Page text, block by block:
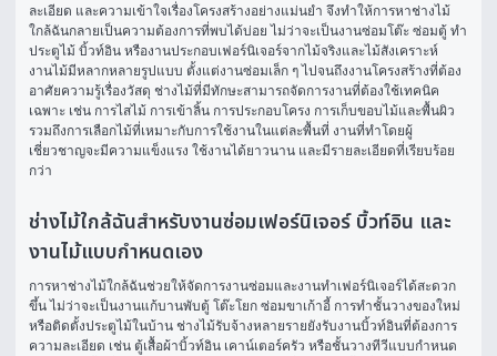
ละเอียด และความเข้าใจเรื่องโครงสร้างอย่างแม่นยำ จึงทำให้การหาช่างไม้
ใกล้ฉันกลายเป็นความต้องการที่พบได้บ่อย ไม่ว่าจะเป็นงานซ่อมโต๊ะ ซ่อมตู้ ทำ
ประตูไม้ บิ้วท์อิน หรืองานประกอบเฟอร์นิเจอร์จากไม้จริงและไม้สังเคราะห์
งานไม้มีหลากหลายรูปแบบ ตั้งแต่งานซ่อมเล็ก ๆ ไปจนถึงงานโครงสร้างที่ต้อง
อาศัยความรู้เรื่องวัสดุ ช่างไม้ที่มีทักษะสามารถจัดการงานที่ต้องใช้เทคนิค
เฉพาะ เช่น การไสไม้ การเข้าลิ้น การประกอบโครง การเก็บขอบไม้และพื้นผิว
รวมถึงการเลือกไม้ที่เหมาะกับการใช้งานในแต่ละพื้นที่ งานที่ทำโดยผู้
เชี่ยวชาญจะมีความแข็งแรง ใช้งานได้ยาวนาน และมีรายละเอียดที่เรียบร้อย
กว่า
ช่างไม้ใกล้ฉันสำหรับงานซ่อมเฟอร์นิเจอร์ บิ้วท์อิน และ
งานไม้แบบกำหนดเอง
การหาช่างไม้ใกล้ฉันช่วยให้จัดการงานซ่อมและงานทำเฟอร์นิเจอร์ได้สะดวก
ขึ้น ไม่ว่าจะเป็นงานแก้บานพับตู้ โต๊ะโยก ซ่อมขาเก้าอี้ การทำชั้นวางของใหม่
หรือติดตั้งประตูไม้ในบ้าน ช่างไม้รับจ้างหลายรายยังรับงานบิ้วท์อินที่ต้องการ
ความละเอียด เช่น ตู้เสื้อผ้าบิ้วท์อิน เคาน์เตอร์ครัว หรือชั้นวางทีวีแบบกำหนด